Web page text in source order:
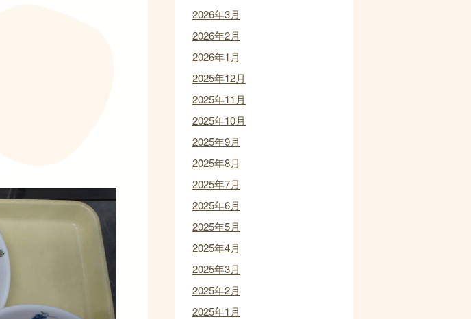
2026年3月
2026年2月
2026年1月
2025年12月
2025年11月
2025年10月
2025年9月
2025年8月
2025年7月
2025年6月
2025年5月
2025年4月
2025年3月
2025年2月
2025年1月